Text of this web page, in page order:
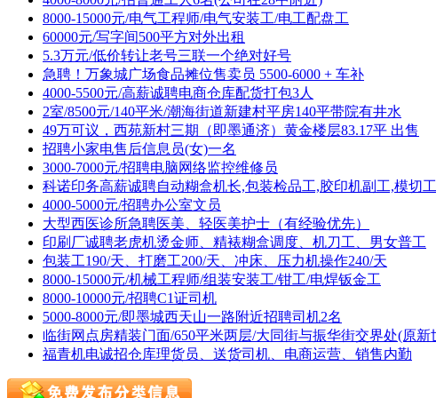
8000-15000元/电气工程师/电气安装工/电工配盘工
60000元/写字间500平方对外出租
5.3万元/低价转让老号三联一个绝对好号
急聘！万象城广场食品摊位售卖员 5500-6000 + 车补
4000-5500元/高薪诚聘电商仓库配货打包3人
2室/8500元/140平米/潮海街道新建村平房140平带院有井水
49万可议，西苑新村三期（即墨通济）黄金楼层83.17平 出售
招聘小家电售后信息员(女)一名
3000-7000元/招聘电脑网络监控维修员
科诺印务高薪诚聘自动糊盒机长,包装检品工,胶印机副工,模切
4000-5000元/招聘办公室文员
大型西医诊所急聘医美、轻医美护士（有经验优先）
印刷厂诚聘老虎机烫金师、精裱糊盒调度、机刀工、男女普工
包装工190/天、打磨工200/天、冲床、压力机操作240/天
8000-15000元/机械工程师/组装安装工/钳工/电焊钣金工
8000-10000元/招聘C1证司机
5000-8000元/即墨城西天山一路附近招聘司机2名
临街网点房精装门面/650平米两层/大同街与振华街交界处(原
福青机电诚招仓库理货员、送货司机、电商运营、销售内勤